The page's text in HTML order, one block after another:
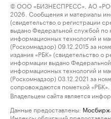
© ООО «БИЗНЕСПРЕСС», АО
2026. Сообщения и материалы
(свидетельство о регистрации
выдано Федеральной службой по
информационных технологий и
(Роскомнадзор) 09.12.2015 за
издания «РБК» (свидетельство о
информации выдано
информационных технологий и
(Роскомнадзор) 03.12.2021 за
сопровождаются пометкой «РБК».
Владельцем сайта является
Данные предоставлены: